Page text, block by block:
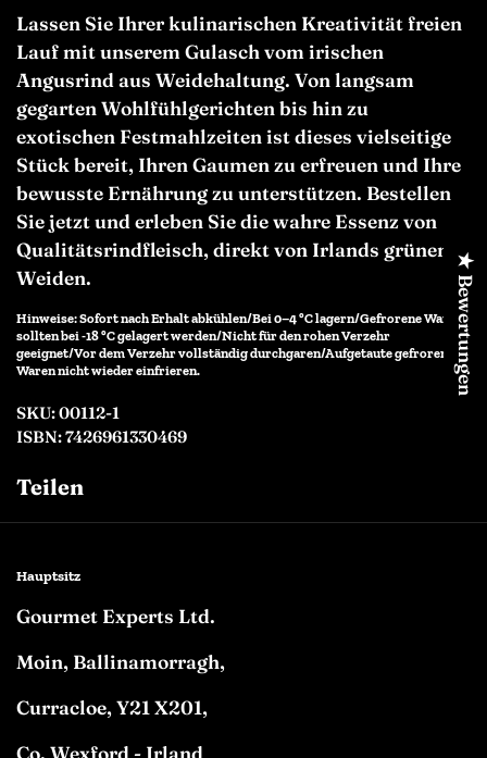
Lassen Sie Ihrer kulinarischen Kreativität freien
Lauf mit unserem Gulasch vom irischen
Angusrind aus Weidehaltung. Von langsam
gegarten Wohlfühlgerichten bis hin zu
exotischen Festmahlzeiten ist dieses vielseitige
Stück bereit, Ihren Gaumen zu erfreuen und Ihre
bewusste Ernährung zu unterstützen. Bestellen
Sie jetzt und erleben Sie die wahre Essenz von
Qualitätsrindfleisch, direkt von Irlands grünen
Weiden.
Hinweise: Sofort nach Erhalt abkühlen/Bei 0–4 °C lagern/Gefrorene Waren
sollten bei -18 °C gelagert werden/Nicht für den rohen Verzehr
geeignet/Vor dem Verzehr vollständig durchgaren/Aufgetaute gefrorene
Waren nicht wieder einfrieren.
SKU: 00112-1
ISBN: 7426961330469
Teilen
Hauptsitz
Gourmet Experts Ltd.
Moin, Ballinamorragh,
Curracloe, Y21 X201,
Co. Wexford - Irland
★ Bewertungen